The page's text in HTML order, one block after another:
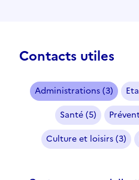
Contacts utiles
Administrations (3)
Santé (5)
Culture et loisirs (3)